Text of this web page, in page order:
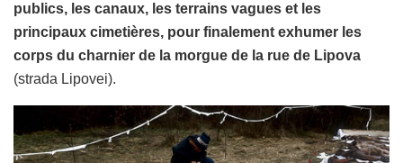
publics, les canaux, les terrains vagues et les
principaux cimetières, pour finalement exhumer les
corps du charnier de la morgue de la rue de Lipova
(strada Lipovei).